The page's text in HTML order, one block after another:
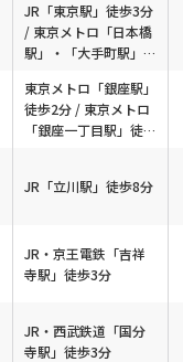
JR「東京駅」徒歩3分
/ 東京メトロ「日本橋
駅」・「大手町駅」徒
東京メトロ「銀座駅」
徒歩2分 / 東京メトロ
「銀座一丁目駅」徒歩
JR「立川駅」徒歩8分
JR・京王電鉄「吉祥
寺駅」徒歩3分
JR・西武鉄道「国分
寺駅」徒歩3分